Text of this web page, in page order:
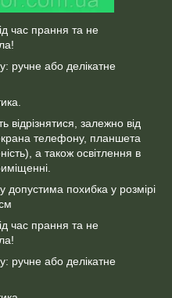
час прання та не
ручне або делікатне
відрізнятися, залежно від
телефону, планшета
а також освітлення в
похибка у розмірі
час прання та не
ручне або делікатне